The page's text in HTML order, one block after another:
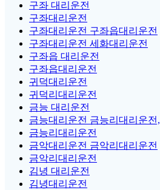
구좌 대리운전
구좌대리운전
구좌대리운전 구좌읍대리운전
구좌대리운전 세화대리운전
구좌읍 대리운전
구좌읍대리운전
귀덕대리운전
귀덕리대리운전
금능 대리운전
금능대리운전 금능리대리운전,
금능리대리운전
금악대리운전 금악리대리운전
금악리대리운전
김녕 대리운전
김녕대리운전